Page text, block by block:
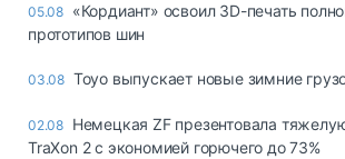
05.08 «Кордиант» освоил 3D-печать
прототипов шин
03.08 Toyo выпускает новые зимние
02.08 Немецкая ZF презентовала
TraXon 2 с экономией горючего до 73%